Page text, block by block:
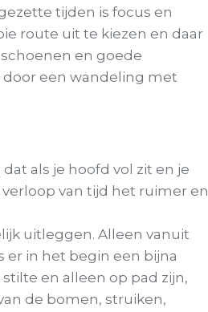
tijden is focus en
route uit te kiezen en daar
en goede
door een wandeling met
als je hoofd vol zit en je
van tijd het ruimer en
uitleggen. Alleen vanuit
er in het begin een bijna
en alleen op pad zijn,
de bomen, struiken,